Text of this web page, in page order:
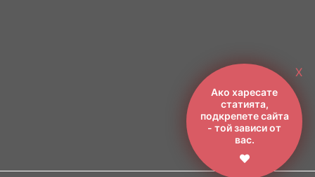
X
Ако харесате
статията,
подкрепете сайта
- той зависи от
вас.